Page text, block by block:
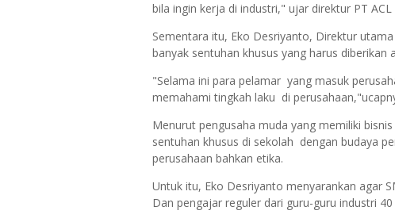
bila ingin kerja di industri," ujar direktur PT
Sementara itu, Eko Desriyanto, Direktur
banyak sentuhan khusus yang harus diberikan
"Selama ini para pelamar yang masuk
memahami tingkah laku di
Menurut pengusaha muda yang memiliki
sentuhan khusus di sekolah dengan budaya
perusahaan bahkan etika.
Untuk itu, Eko Desriyanto menyarankan agar
Dan pengajar reguler dari guru-guru industri